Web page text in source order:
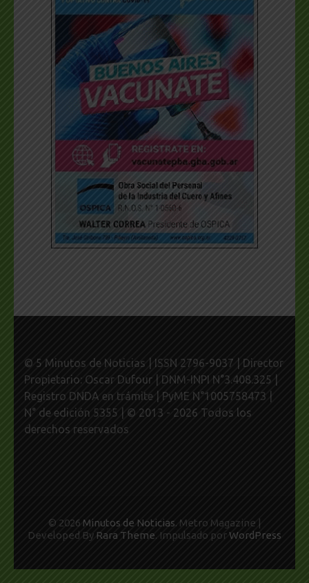
© 5 Minutos de Noticias | ISSN 2796-9037 | Director
Propietario: Oscar Dufour | DNM-INPI N°3.408.325 |
Registro DNDA en trámite | PyME N°1005758473 |
N° de edición 5355 | © 2013 - 2026 Todos los
derechos reservados
© 2026 Minutos de Noticias. Metro Magazine |
Developed By Rara Theme. Impulsado por WordPress